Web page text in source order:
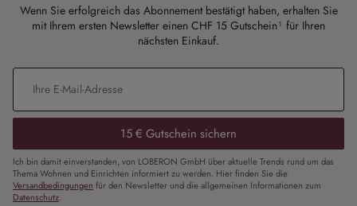
Wenn Sie erfolgreich das Abonnement bestätigt haben, erhalten Sie
mit Ihrem ersten Newsletter einen CHF 15 Gutschein¹ für Ihren
nächsten Einkauf.
E-Mail-Adresse
15 € Gutschein sichern
Ich bin damit einverstanden, von LOBERON GmbH über aktuelle Trends rund um das
Thema Wohnen und Einrichten informiert zu werden. Hier finden Sie die
Versandbedingungen für den Newsletter und die allgemeinen Informationen zum
Datenschutz.